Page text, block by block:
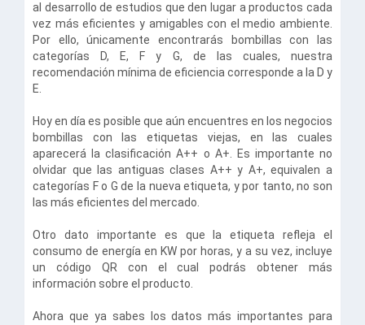
al desarrollo de estudios que den lugar a productos cada
vez más eficientes y amigables con el medio ambiente.
Por ello, únicamente encontrarás bombillas con las
categorías D, E, F y G, de las cuales, nuestra
recomendación mínima de eficiencia corresponde a la D y
E.
Hoy en día es posible que aún encuentres en los negocios
bombillas con las etiquetas viejas, en las cuales
aparecerá la clasificación A++ o A+. Es importante no
olvidar que las antiguas clases A++ y A+, equivalen a
categorías F o G de la nueva etiqueta, y por tanto, no son
las más eficientes del mercado.
Otro dato importante es que la etiqueta refleja el
consumo de energía en KW por horas, y a su vez, incluye
un código QR con el cual podrás obtener más
información sobre el producto.
Ahora que ya sabes los datos más importantes para